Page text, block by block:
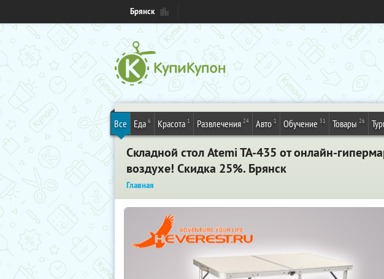
Брянск
Все Еда 6 Красота 1 Развлечения 24 Авто 1 Обучение 31 Товары 26
Складной стол Atemi TA-435 от онлайн-
воздухе! Скидка 25%. Брянск
Главная